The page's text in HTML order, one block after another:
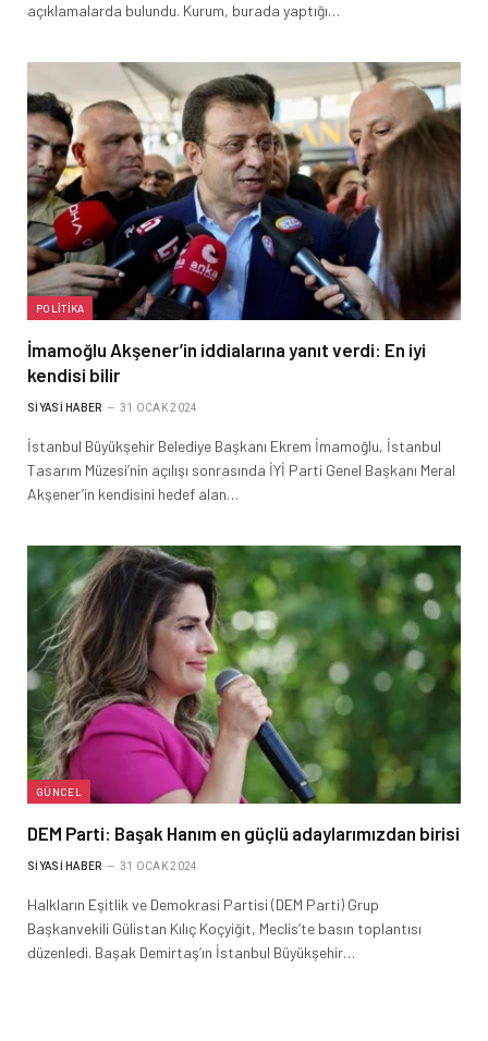
açıklamalarda bulundu. Kurum, burada yaptığı…
POLITIKA
İmamoğlu Akşener’in iddialarına yanıt verdi: En iyi
kendisi bilir
SIYASI HABER 31 OCAK 2024
İstanbul Büyükşehir Belediye Başkanı Ekrem İmamoğlu, İstanbul
Tasarım Müzesi’nin açılışı sonrasında İYİ Parti Genel Başkanı Meral
Akşener’in kendisini hedef alan…
GÜNCEL
DEM Parti: Başak Hanım en güçlü adaylarımızdan birisi
SIYASI HABER 31 OCAK 2024
Halkların Eşitlik ve Demokrasi Partisi (DEM Parti) Grup
Başkanvekili Gülistan Kılıç Koçyiğit, Meclis’te basın toplantısı
düzenledi. Başak Demirtaş’ın İstanbul Büyükşehir…